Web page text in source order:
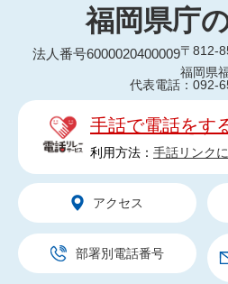
福岡県庁
法人番号6000020400009〒812-
福岡県
代表電話：092-
手話で電話をす
利用方法： 手話リンク
アクセス
部署別電話番号